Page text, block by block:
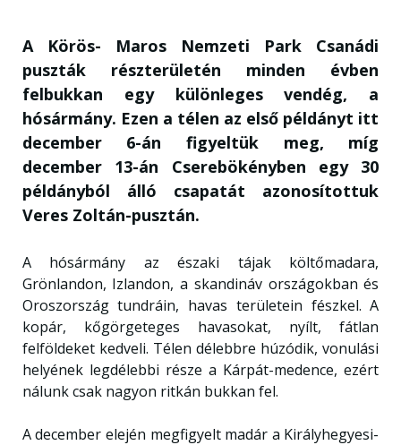
A Körös- Maros Nemzeti Park Csanádi
puszták részterületén minden évben
felbukkan egy különleges vendég, a
hósármány. Ezen a télen az első példányt itt
december 6-án figyeltük meg, míg
december 13-án Cserebökényben egy 30
példányból álló csapatát azonosítottuk
Veres Zoltán-pusztán.
A hósármány az északi tájak költőmadara,
Grönlandon, Izlandon, a skandináv országokban és
Oroszország tundráin, havas területein fészkel. A
kopár, kőgörgeteges havasokat, nyílt, fátlan
felföldeket kedveli. Télen délebbre húzódik, vonulási
helyének legdélebbi része a Kárpát-medence, ezért
nálunk csak nagyon ritkán bukkan fel.
A december elején megfigyelt madár a Királyhegyesi-